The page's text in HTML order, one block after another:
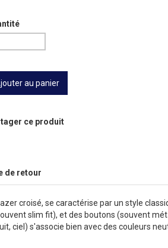
ce produit
de retour
croisé, se caractérise par un style
slim fit), et des boutons (souvent
ciel) s'associe bien avec des couleurs